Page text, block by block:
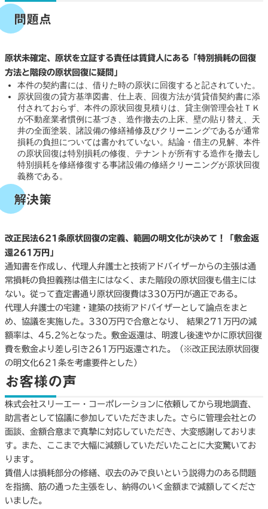
問題点
原状未確定、原状を立証する責任は賃貸人にある「特別損耗の回復
方法と階段の原状回復に疑問」
本件の契約書には、借りた時の原状に回復すると記されていた。
原状回復の貸方基準図書、仕上表、回復方法が賃貸借契約書に添
付されておらず、本件の原状回復見積りは、貸主側管理会社ＴＫ
が不動産業者慣例に基づき、造作撤去の上床、壁の貼り替え、天
井の全面塗装、諸設備の修繕補修及びクリーニングであるが通常
損耗の負担については書かれていない。結論・借主の見解、本件
の原状回復は特別損耗の修復、テナントが所有する造作を撤去し
特別損耗を修繕修復する事諸設備の修繕クリーニングが原状回復
義務である。
解決策
改正民法621条原状回復の定義、範囲の明文化が決めて！「敷金返
還261万円」
通知書を作成し、代理人弁護士と技術アドバイザーからの主張は通
常損耗の負担義務は借主にはなく、また階段の原状回復も借主には
ない。従って査定書通り原状回復費は330万円が適正である。
代理人弁護士の宅建・建築の技術アドバイザーとして論点をまと
め、協議を実施した。330万円で合意となり、 結果271万円の減
額率は、45.2%となった。敷金返還は、明渡し後速やかに原状回復
費を敷金より差し引き261万円返還された。（※改正民法原状回復
の明文化621条を考慮要件とした）
お客様の声
株式会社スリーエー・コーポレーションに依頼してから現地調査、
助言者として協議に参加していただきました。さらに管理会社との
面談、金額合意まで真摯に対応していただき、大変感謝しておりま
す。また、ここまで大幅に減額していただいたことに大変驚いてお
ります。
賃借人は損耗部分の修繕、収去のみで良いという説得力のある問題
を指摘、筋の通った主張をし、納得のいく金額まで減額してくださ
いました。